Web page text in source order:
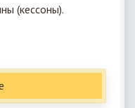
(кессоны).